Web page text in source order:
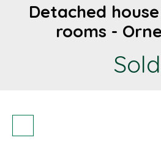
Detached
rooms -
Sold